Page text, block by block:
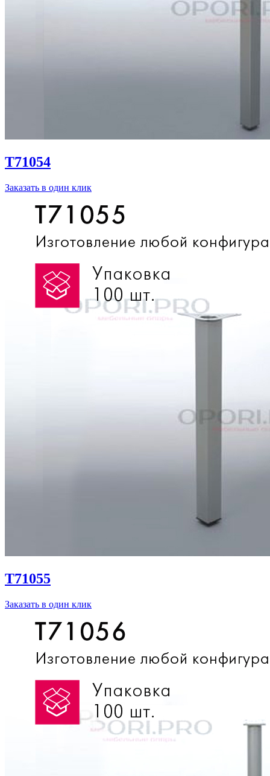
T71054
Заказать в один клик
T71055
Заказать в один клик